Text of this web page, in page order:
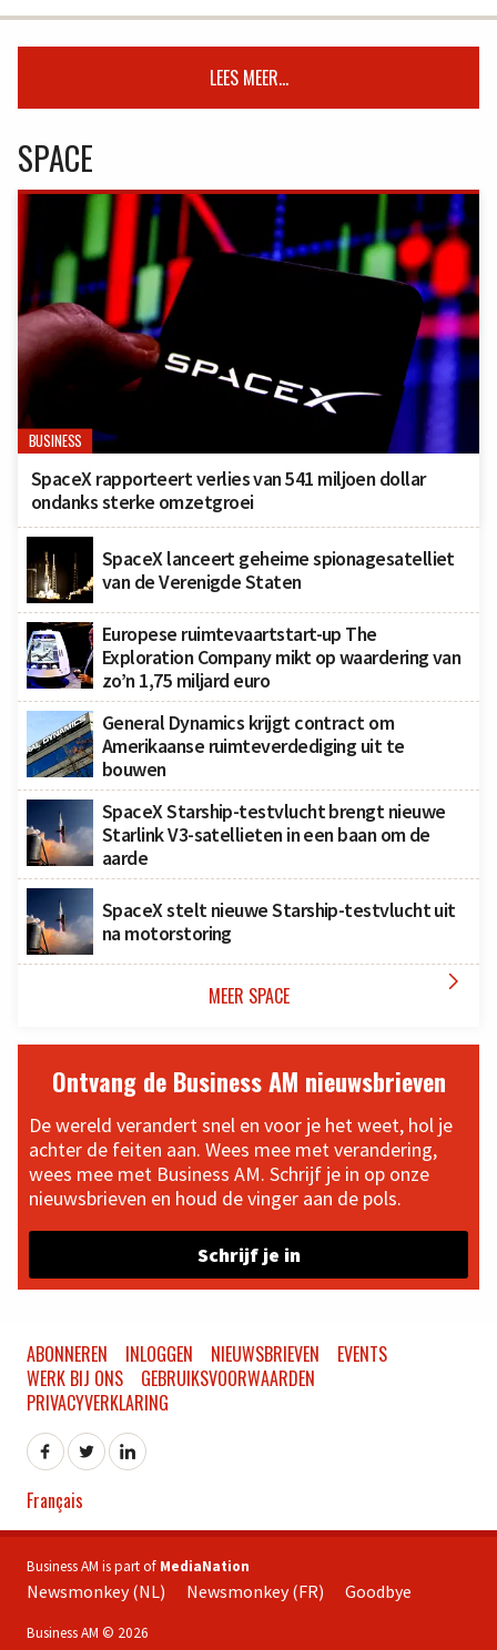
LEES MEER...
SPACE
BUSINESS
SpaceX rapporteert verlies van 541 miljoen dollar
ondanks sterke omzetgroei
SpaceX lanceert geheime spionagesatelliet
van de Verenigde Staten
Europese ruimtevaartstart-up The
Exploration Company mikt op waardering van
zo’n 1,75 miljard euro
General Dynamics krijgt contract om
Amerikaanse ruimteverdediging uit te
bouwen
SpaceX Starship-testvlucht brengt nieuwe
Starlink V3-satellieten in een baan om de
aarde
SpaceX stelt nieuwe Starship-testvlucht uit
na motorstoring
MEER SPACE 
Ontvang de Business AM nieuwsbrieven
De wereld verandert snel en voor je het weet, hol je
achter de feiten aan. Wees mee met verandering,
wees mee met Business AM. Schrijf je in op onze
nieuwsbrieven en houd de vinger aan de pols.
Schrijf je in
ABONNEREN INLOGGEN NIEUWSBRIEVEN
EVENTS
WERK BIJ ONS
GEBRUIKSVOORWAARDEN
PRIVACYVERKLARING
Français
Business AM is part of MediaNation
Newsmonkey (NL) Newsmonkey (FR) Goodbye
Business AM © 2026